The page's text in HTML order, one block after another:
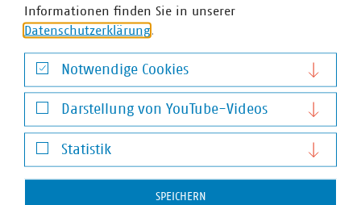
Valeriya Morgenstern
Informationen finden Sie in unserer
Datenschutzerklärung
Notwendige Cookies
Notwendige Cookies
Darstellung von YouTube-Videos
Darstellung von YouTube-Videos
Statistik
Statistik
SPEICHERN